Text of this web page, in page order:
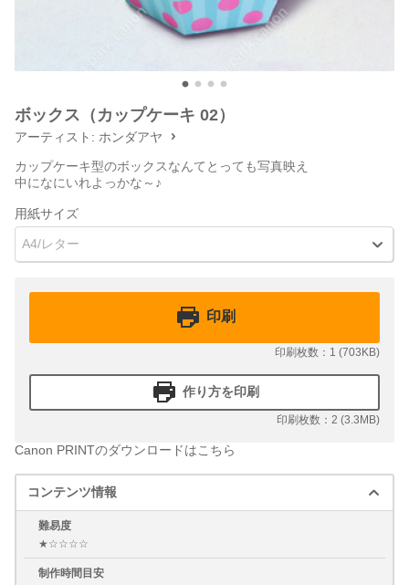
ボックス（カップケーキ 02）
アーティスト: ホンダアヤ
カップケーキ型のボックスなんてとっても写真映え
中になにいれよっかな～♪
用紙サイズ
A4/レター
印刷
印刷枚数：1 (703KB)
作り方を印刷
印刷枚数：2 (3.3MB)
Canon PRINTのダウンロードはこちら
コンテンツ情報
難易度
★☆☆☆☆
制作時間目安